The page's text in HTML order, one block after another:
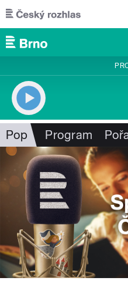
Přejít k hlavnímu obsahu
Pop Program